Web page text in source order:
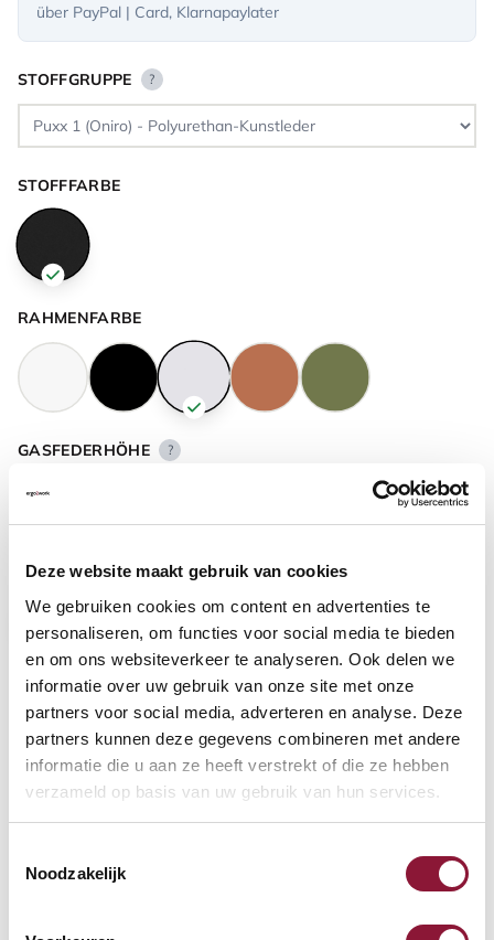
Deze website maakt gebruik van cookies
We gebruiken cookies om content en advertenties te
personaliseren, om functies voor social media te bieden
en om ons websiteverkeer te analyseren. Ook delen we
informatie over uw gebruik van onze site met onze
partners voor social media, adverteren en analyse. Deze
partners kunnen deze gegevens combineren met andere
informatie die u aan ze heeft verstrekt of die ze hebben
verzameld op basis van uw gebruik van hun services.
Noodzakelijk
über PayPal | Card, Klarnapaylater
STOFFGRUPPE ?
STOFFFARBE
RAHMENFARBE
GASFEDERHÖHE ?
FUSSRING ?
FUSSRING AUS POLIERTEM ALUMINIUM ?